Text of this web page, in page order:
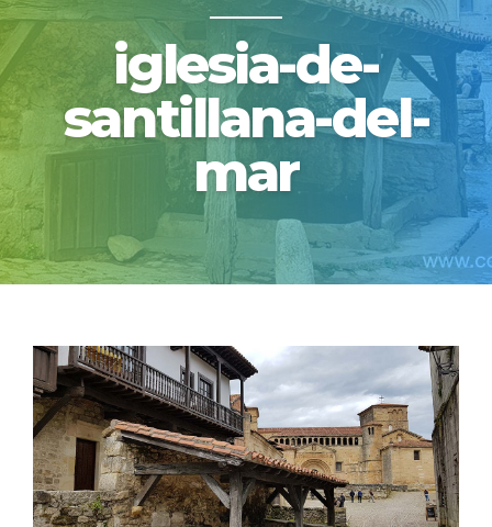
iglesia-de-
santillana-del-
mar